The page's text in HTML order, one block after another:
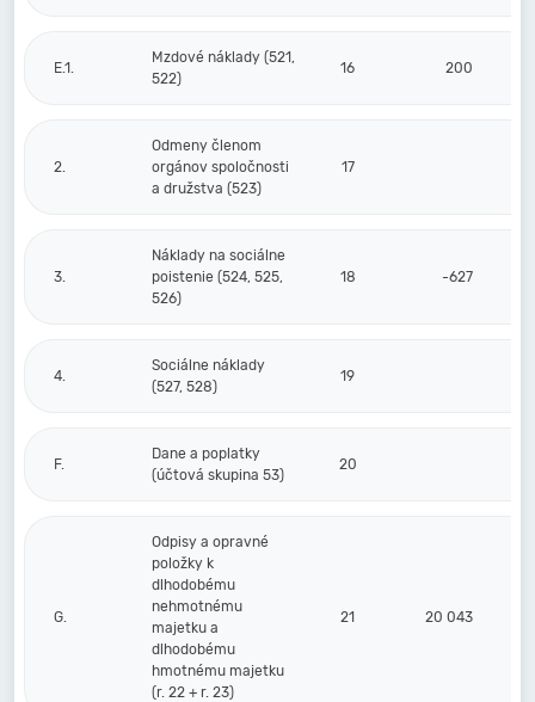
E.1.
Mzdové náklady (521,
522)
16 200
2.
Odmeny členom
orgánov spoločnosti
a družstva (523)
17
3.
Náklady na sociálne
poistenie (524, 525,
526)
18 -627
4.
Sociálne náklady
(527, 528)
19
F.
Dane a poplatky
(účtová skupina 53)
20
G.
Odpisy a opravné
položky k
dlhodobému
nehmotnému
majetku a
dlhodobému
hmotnému majetku
(r. 22 + r. 23)
21 20 043